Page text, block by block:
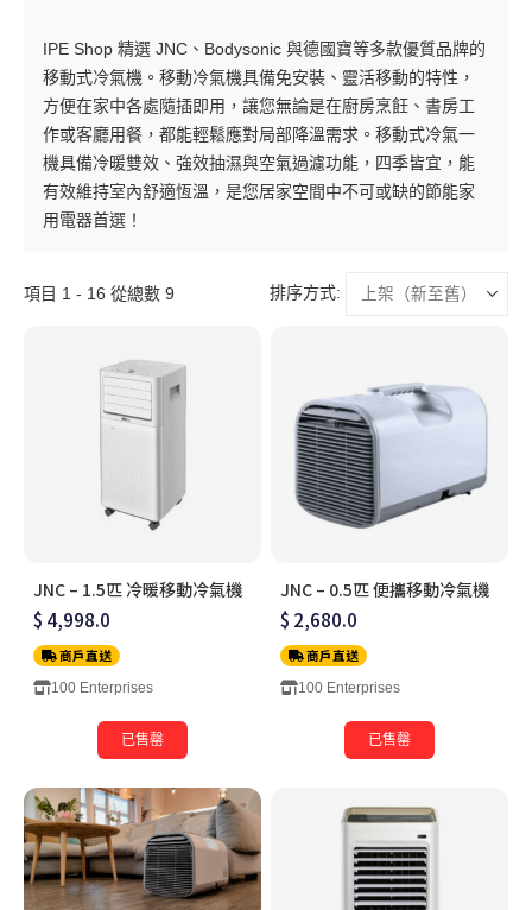
IPE Shop 精選 JNC、Bodysonic 與德國寶等多款優質品牌的
移動式冷氣機。移動冷氣機具備免安裝、靈活移動的特性，
方便在家中各處隨插即用，讓您無論是在廚房烹飪、書房工
作或客廳用餐，都能輕鬆應對局部降溫需求。移動式冷氣一
機具備冷暖雙效、強效抽濕與空氣過濾功能，四季皆宜，能
有效維持室內舒適恆溫，是您居家空間中不可或缺的節能家
用電器首選！
項目 1 - 16 從總數 9 排序方式:
JNC – 1.5匹 冷暖移動冷氣機
$ 4,998.0
商戶直送
100 Enterprises
已售罄
JNC – 0.5匹 便攜移動冷氣機
$ 2,680.0
商戶直送
100 Enterprises
已售罄